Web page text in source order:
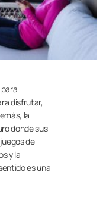
disfrutar,
la
donde sus
de
y la
es una